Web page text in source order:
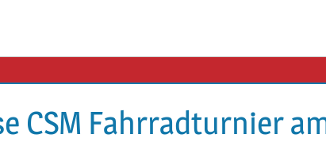
CSM Fahrradturnier